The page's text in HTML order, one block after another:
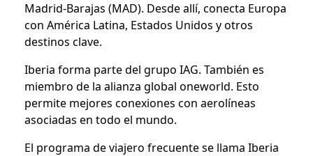
Madrid-Barajas (MAD). Desde allí, conecta Europa
con América Latina, Estados Unidos y otros
destinos clave.
Iberia forma parte del grupo IAG. También es
miembro de la alianza global oneworld. Esto
permite mejores conexiones con aerolíneas
asociadas en todo el mundo.
El programa de viajero frecuente se llama Iberia